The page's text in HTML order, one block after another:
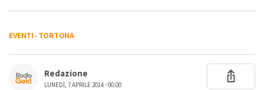
EVENTI-TORTONA
Redazione
LUNEDÌ, 7 APRILE 2014 - 00:00